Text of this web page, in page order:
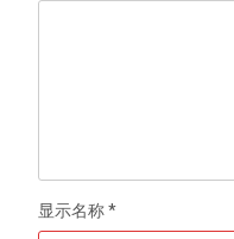
显示名称*